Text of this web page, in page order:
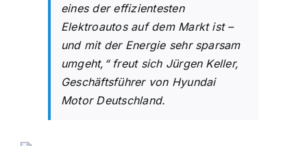
eines der effizientesten
Elektroautos auf dem Markt ist –
und mit der Energie sehr sparsam
umgeht,“ freut sich Jürgen Keller,
Geschäftsführer von Hyundai
Motor Deutschland.